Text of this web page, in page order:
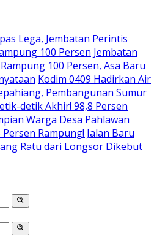
Lega, Jembatan Perintis
100 Persen Jembatan
100 Persen, Asa Baru
Kodim 0409 Hadirkan Air
Pembangunan Sumur
detik Akhir! 98,8 Persen
Warga Desa Pahlawan
Persen Rampung! Jalan Baru
Ratu dari Longsor Dikebut